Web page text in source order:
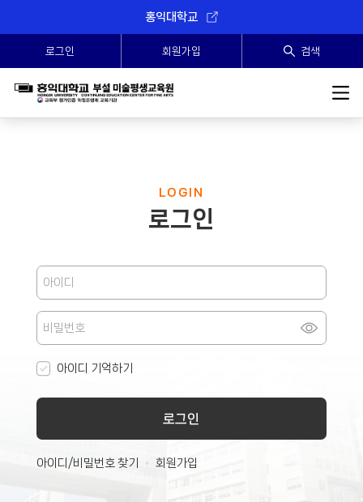
홍익대학교
로그인 회원가입 검색
SEARCH
LOGIN
로그인
아이디 기억하기
로그인
아이디/비밀번호 찾기 회원가입